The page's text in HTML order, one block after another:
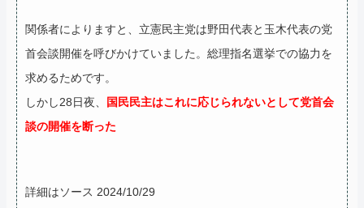
関係者によりますと、立憲民主党は野田代表と玉木代表の党
首会談開催を呼びかけていました。総理指名選挙での協力を
求めるためです。
しかし28日夜、 国民民主はこれに応じられないとして党首会
談の開催を断った
詳細はソース 2024/10/29